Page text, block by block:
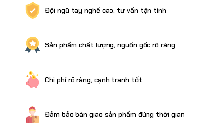
Đội ngũ tay nghề cao, tư vấn tận tình
Sản phẩm chất lượng, nguồn gốc rõ ràng
Chi phí rõ ràng, cạnh tranh tốt
Đảm bảo bàn giao sản phẩm đúng thời gian